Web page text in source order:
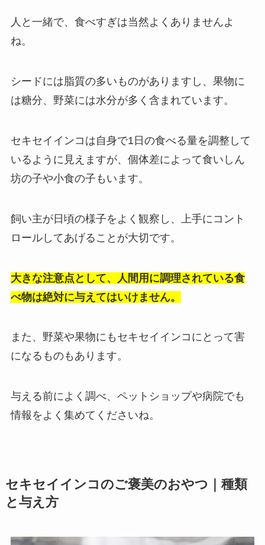
人と一緒で、食べすぎは当然よくありませんよ
ね。
シードには脂質の多いものがありますし、果物に
は糖分、野菜には水分が多く含まれています。
セキセイインコは自身で1日の食べる量を調整して
いるように見えますが、個体差によって食いしん
坊の子や小食の子もいます。
飼い主が日頃の様子をよく観察し、上手にコント
ロールしてあげることが大切です。
大きな注意点として、人間用に調理されている食
べ物は絶対に与えてはいけません。
また、野菜や果物にもセキセイインコにとって害
になるものもあります。
与える前によく調べ、ペットショップや病院でも
情報をよく集めてくださいね。
セキセイインコのご褒美のおやつ｜種類
と与え方